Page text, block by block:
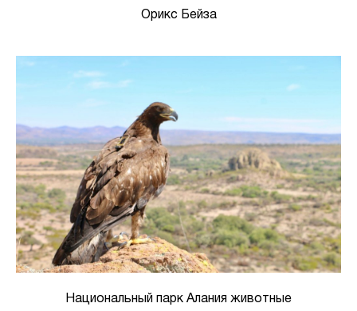
Орикс Бейза
Национальный парк Алания животные